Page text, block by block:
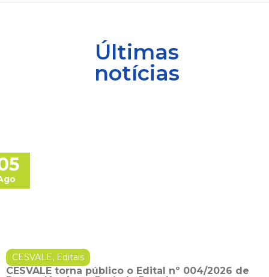
Últimas
notícias
CESVALE, Editais
CESVALE torna público o Edital nº 004/2026 de